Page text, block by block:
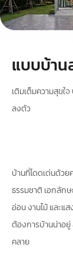
แบบบ้าน
เติมเต็มความสุข
ลงตัว
บ้านที่โดดเด่นด้วย
ธรรมชาติ เอกลัก
อ่อน งานไม้ และแ
ต้องการบ้านน่าอยู่
คลาย